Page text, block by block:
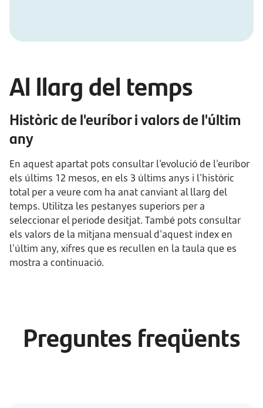
Al llarg del temps
Històric de l'euríbor i valors de l'últim
any
En aquest apartat pots consultar l'evolució de l'euríbor
els últims 12 mesos, en els 3 últims anys i l'històric
total per a veure com ha anat canviant al llarg del
temps. Utilitza les pestanyes superiors per a
seleccionar el període desitjat. També pots consultar
els valors de la mitjana mensual d'aquest índex en
l'últim any, xifres que es recullen en la taula que es
mostra a continuació.
Preguntes freqüents